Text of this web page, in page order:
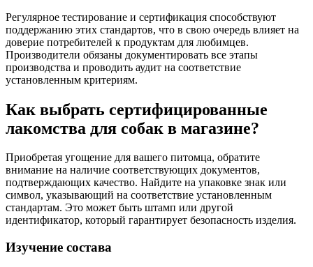
Регулярное тестирование и сертификация способствуют
поддержанию этих стандартов, что в свою очередь влияет на
доверие потребителей к продуктам для любимцев.
Производители обязаны документировать все этапы
производства и проводить аудит на соответствие
установленным критериям.
Как выбрать сертифицированные
лакомства для собак в магазине?
Приобретая угощение для вашего питомца, обратите
внимание на наличие соответствующих документов,
подтверждающих качество. Найдите на упаковке знак или
символ, указывающий на соответствие установленным
стандартам. Это может быть штамп или другой
идентификатор, который гарантирует безопасность изделия.
Изучение состава